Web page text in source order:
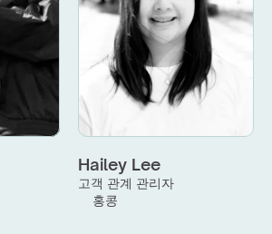
Hailey Lee
고객 관계 관리자
홍콩